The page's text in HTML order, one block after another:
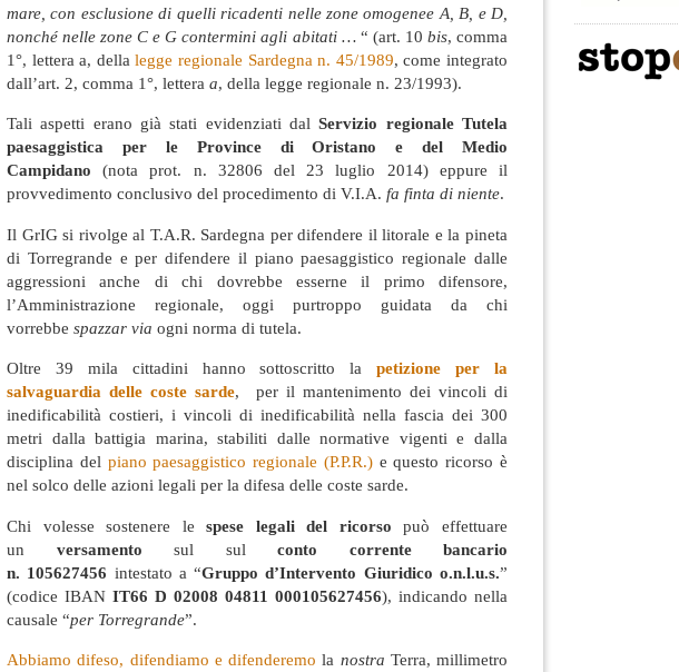
mare, con esclusione di quelli ricadenti nelle zone omogenee A, B, e D,
nonché nelle zone C e G contermini agli abitati …“ (art. 10 bis, comma
1°, lettera a, dellalegge regionale Sardegna n. 45/1989, come integrato
dall’art. 2, comma 1°, lettera a, della legge regionale n. 23/1993).
Tali aspetti erano già stati evidenziati dalServizio regionale Tutela
paesaggistica per le Province di Oristano e del Medio
Campidano (nota prot. n. 32806 del 23 luglio 2014) eppure il
provvedimento conclusivo del procedimento di V.I.A. fa finta di niente.
Il GrIG si rivolge al T.A.R. Sardegna per difendere il litorale e la pineta
di Torregrande e per difendere il piano paesaggistico regionale dalle
aggressioni anche di chi dovrebbe esserne il primo difensore,
l’Amministrazione regionale, oggi purtroppo guidata da chi
vorrebbe spazzar via ogni norma di tutela.
Oltre 39 mila cittadini hanno sottoscritto lapetizione per la
salvaguardia delle coste sarde, per il mantenimento dei vincoli di
inedificabilità costieri, i vincoli di inedificabilità nella fascia dei 300
metri dalla battigia marina, stabiliti dalle normative vigenti e dalla
disciplina del piano paesaggistico regionale (P.P.R.)e questo ricorso è
nel solco delle azioni legali per la difesa delle coste sarde.
Chi volesse sostenere lespese legali del ricorso può effettuare
un versamento sul sul conto corrente bancario
n. 105627456 intestato a “Gruppo d’Intervento Giuridico o.n.l.u.s.”
(codice IBAN IT66 D 02008 04811 000105627456), indicando nella
causale “per Torregrande”.
Abbiamo difeso, difendiamo e difenderemo la nostra Terra, millimetro